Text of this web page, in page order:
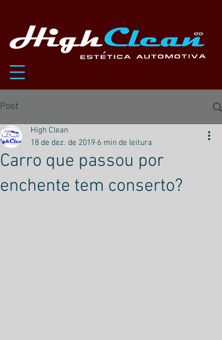
Post
Carro que passou por
enchente tem conserto?
High Clean
18 de dez. de 2019 6 min de leitura